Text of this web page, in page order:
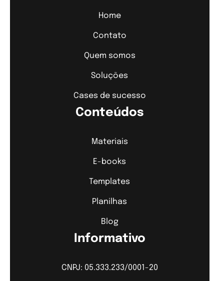
Home
Contato
Quem somos
Soluções
Cases de sucesso
Conteúdos
Materiais
E-books
Templates
Planilhas
Blog
Informativo
CNPJ: 05.333.233/0001-20